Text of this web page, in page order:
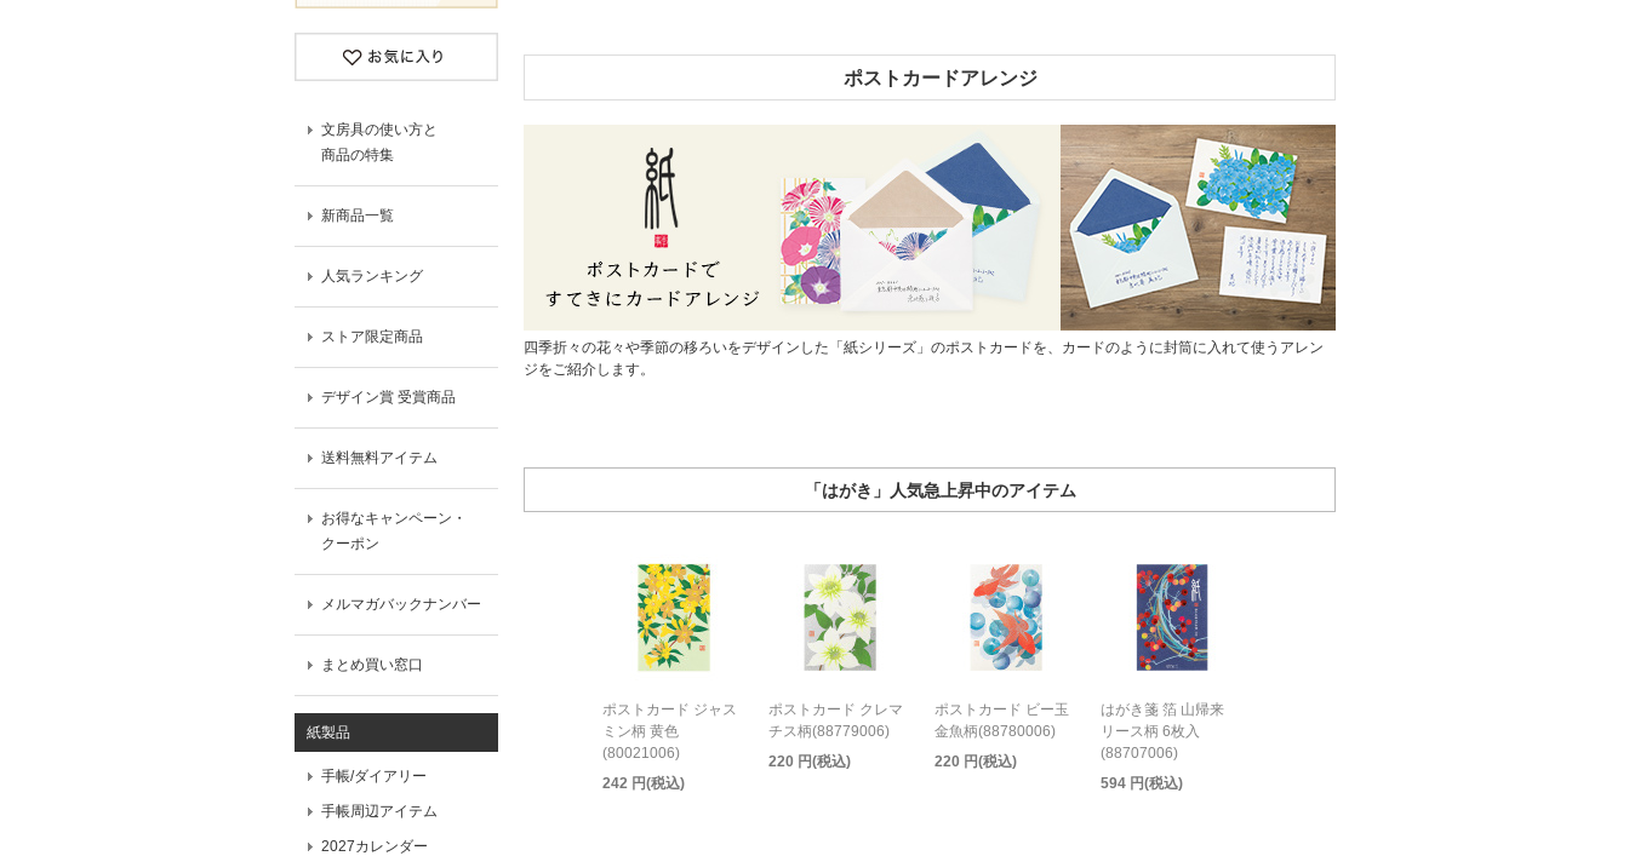
文房具の使い方と
商品の特集
新商品一覧
人気ランキング
ストア限定商品
デザイン賞 受賞商品
送料無料アイテム
お得なキャンペーン・
クーポン
メルマガバックナンバー
まとめ買い窓口
紙製品
手帳/ダイアリー
手帳周辺アイテム
2027カレンダー
ポストカードアレンジ
四季折々の花々や季節の移ろいをデザインした「紙シリーズ」のポストカードを、カードのように封筒に入れて使うアレン
ジをご紹介します。
「はがき」人気急上昇中のアイテム
ポストカード ジャス
ミン柄 黄色
(80021006)
242 円(税込)
ポストカード クレマ
チス柄(88779006)
220 円(税込)
ポストカード ビー玉
金魚柄(88780006)
220 円(税込)
はがき箋 箔 山帰来
リース柄 6枚入
(88707006)
594 円(税込)